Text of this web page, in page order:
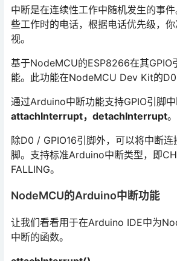
中断是在连续性工作中随机发生的事
些工作时的电话，根据电话优先级，
视。
基于NodeMCU的ESP8266在其GPIO
能。此功能在NodeMCU Dev Kit的
通过Arduino中断功能支持GPIO引脚
attachInterrupt，detachInterrupt。
除D0 / GPIO16引脚外，可以将中断连
脚。支持标准Arduino中断类型，即
FALLING。
NodeMCU的Arduino中断功能
让我们看看用于在Arduino IDE中为
中断的函数。